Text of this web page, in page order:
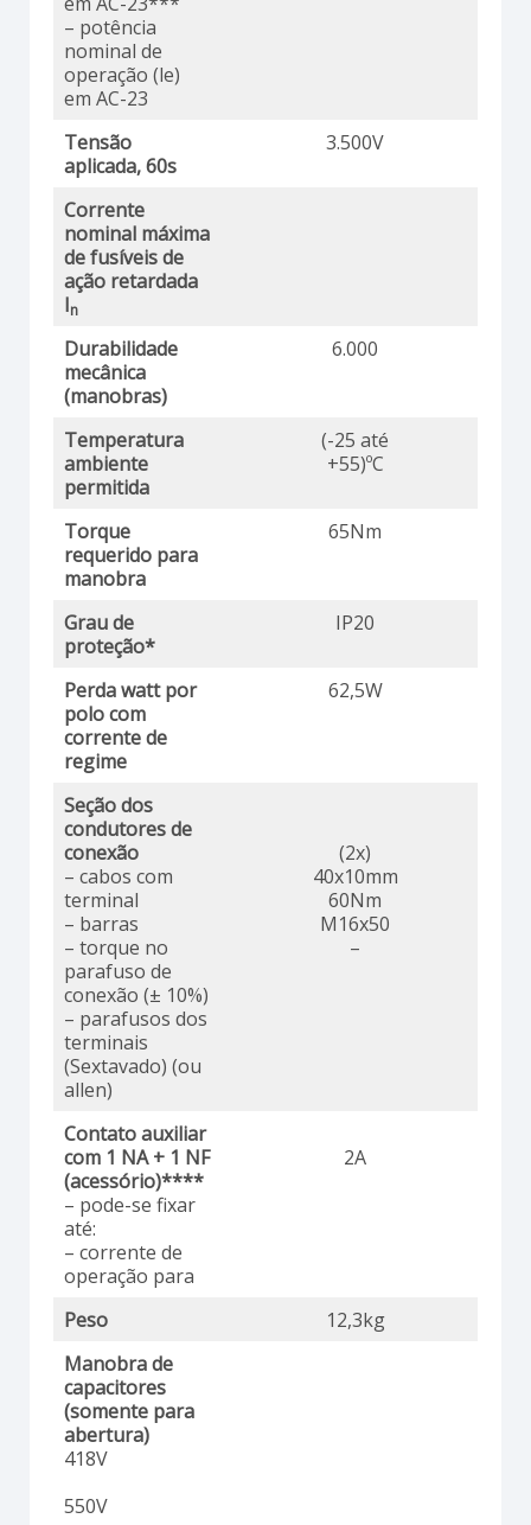
– potência
nominal de
operação (le)
em AC-23
Tensão
aplicada, 60s
3.500V
Corrente
nominal máxima
de fusíveis de
ação retardada
In
Durabilidade
mecânica
(manobras)
6.000
Temperatura
ambiente
permitida
(-25 até
+55)ºC
Torque
requerido para
manobra
65Nm
Grau de
proteção*
IP20
Perda watt por
polo com
corrente de
regime
62,5W
Seção dos
condutores de
conexão
– cabos com
terminal
– barras
– torque no
parafuso de
conexão (± 10%)
– parafusos dos
terminais
(Sextavado) (ou
allen)
(2x)
40x10mm
60Nm
M16x50
–
Contato auxiliar
com 1 NA + 1 NF
(acessório)****
– pode-se fixar
até:
– corrente de
operação para
2A
Peso
12,3kg
Manobra de
capacitores
(somente para
abertura)
418V
550V